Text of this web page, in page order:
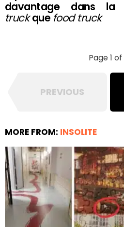
davantage dans la
truckquefood truck
Page 1 of
PREVIOUS
MORE FROM: INSOLITE